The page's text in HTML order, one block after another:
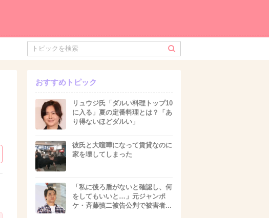
おすすめトピック
リュウジ氏「ダルい料理トップ10
に入る」夏の定番料理とは？「あ
り得ないほどダルい」
彼氏と大喧嘩になって賃貸なのに
家を壊してしまった
「私に後ろ盾がないと確認し、何
をしてもいいと…」元ジャンポ
ケ・斉藤慎二被告公判で被害者...